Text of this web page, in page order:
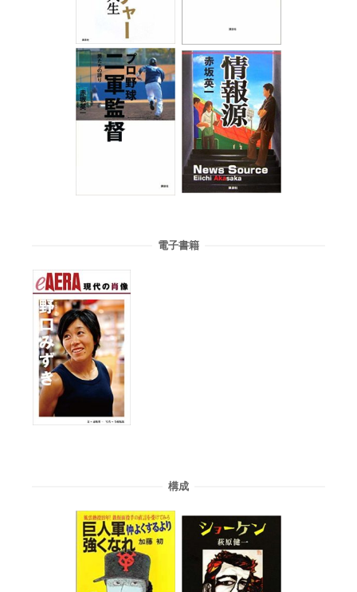
電子書籍
構成